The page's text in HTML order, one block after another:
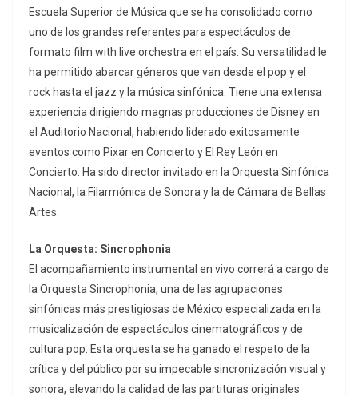
Escuela Superior de Música que se ha consolidado como
uno de los grandes referentes para espectáculos de
formato film with live orchestra en el país. Su versatilidad le
ha permitido abarcar géneros que van desde el pop y el
rock hasta el jazz y la música sinfónica. Tiene una extensa
experiencia dirigiendo magnas producciones de Disney en
el Auditorio Nacional, habiendo liderado exitosamente
eventos como Pixar en Concierto y El Rey León en
Concierto . Ha sido director invitado en la Orquesta Sinfónica
Nacional, la Filarmónica de Sonora y la de Cámara de Bellas
Artes.
La Orquesta: Sincrophonia
El acompañamiento instrumental en vivo correrá a cargo de
la Orquesta Sincrophonia, una de las agrupaciones
sinfónicas más prestigiosas de México especializada en la
musicalización de espectáculos cinematográficos y de
cultura pop. Esta orquesta se ha ganado el respeto de la
crítica y del público por su impecable sincronización visual y
sonora, elevando la calidad de las partituras originales